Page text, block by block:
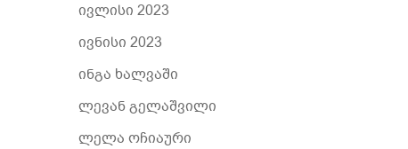
ივლისი 2023
ივნისი 2023
ინგა ხალვაში
ლევან გელაშვილი
ლელა ოჩიაური